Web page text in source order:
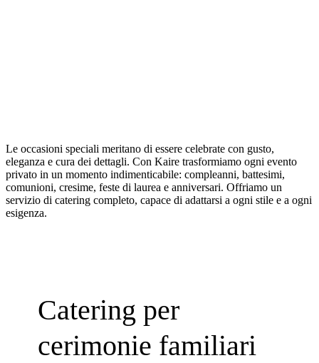
Le occasioni speciali meritano di essere celebrate con gusto,
eleganza e cura dei dettagli. Con Kaire trasformiamo ogni evento
privato in un momento indimenticabile: compleanni, battesimi,
comunioni, cresime, feste di laurea e anniversari. Offriamo un
servizio di catering completo, capace di adattarsi a ogni stile e a ogni
esigenza.
Catering per
cerimonie familiari